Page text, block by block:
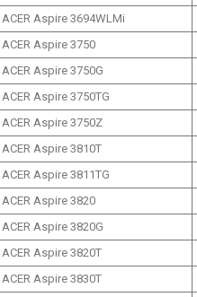
ACER Aspire 3694WLMi
ACER Aspire 3750
ACER Aspire 3750G
ACER Aspire 3750TG
ACER Aspire 3750Z
ACER Aspire 3810T
ACER Aspire 3811TG
ACER Aspire 3820
ACER Aspire 3820G
ACER Aspire 3820T
ACER Aspire 3830T